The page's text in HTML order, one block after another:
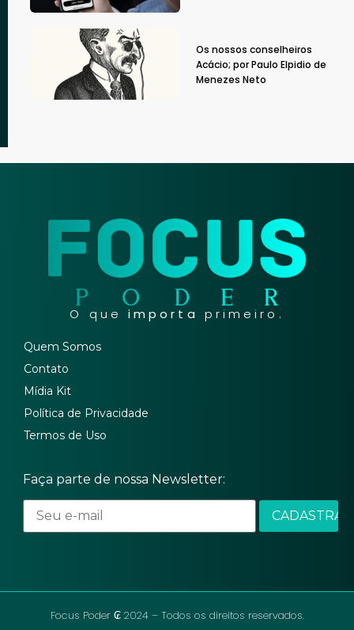
Os nossos conselheiros
Acácio; por Paulo Elpidio de
Menezes Neto
O que importa primeiro.
Quem Somos
Contato
Mídia Kit
Política de Privacidade
Termos de Uso
Faça parte de nossa Newsletter:
Focus Poder ₢ 2024 – Todos os direitos reservados.